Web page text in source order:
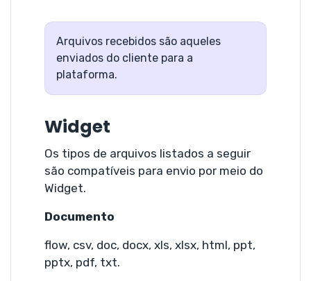
Arquivos recebidos são aqueles
enviados do cliente para a
plataforma.
Widget
Os tipos de arquivos listados a seguir
são compatíveis para envio por meio do
Widget.
Documento
flow, csv, doc, docx, xls, xlsx, html, ppt,
pptx, pdf, txt.